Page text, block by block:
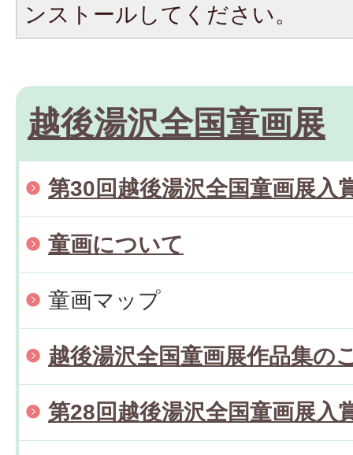
ンストールしてください。
越後湯沢全国童画展
第30回越後湯沢全国童画展入
童画について
童画マップ
越後湯沢全国童画展作品集の
第28回越後湯沢全国童画展入